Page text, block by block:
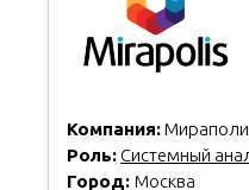
Компания:
Роль: Системный
Город: Москва